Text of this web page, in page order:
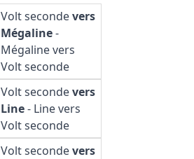
Volt secondevers
Mégaline-
Mégaline vers
Volt seconde
Volt secondevers
Line- Line vers
Volt seconde
Volt secondevers